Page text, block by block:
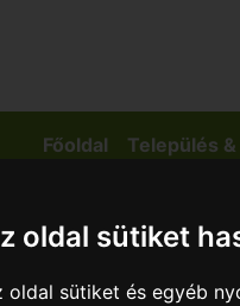
oldal sütiket
oldal sütiket és egyéb
Főoldal Település